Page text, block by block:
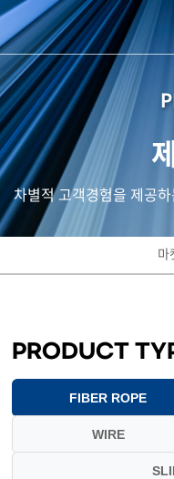
차별적 고객경험을 제공
마
PRODUCT
FIBER ROPE
WIRE